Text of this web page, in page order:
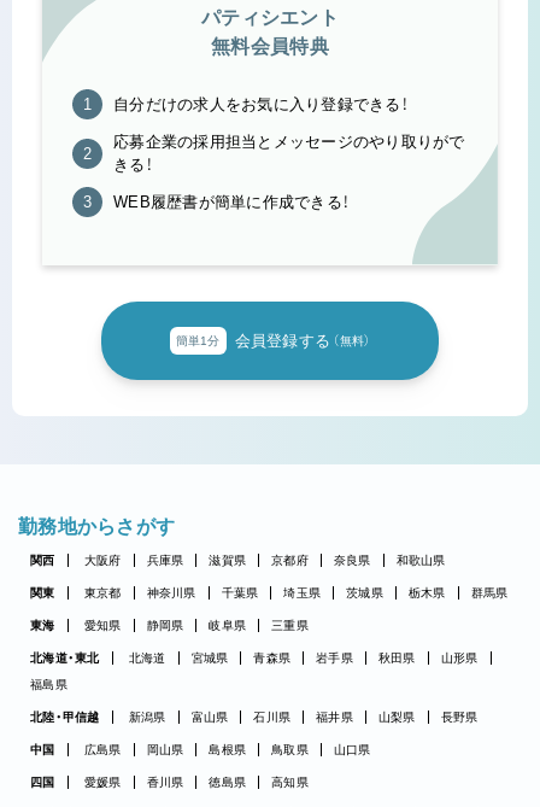
パティシエント
無料会員特典
自分だけの求人をお気に入り登録できる！
応募企業の採用担当とメッセージのやり取りがで
きる！
WEB履歴書が簡単に作成できる！
簡単1分 会員登録する （無料）
勤務地からさがす
関西 大阪府 兵庫県 滋賀県 京都府 奈良県 和歌山県
関東 東京都 神奈川県 千葉県 埼玉県 茨城県 栃木県 群馬県
東海 愛知県 静岡県 岐阜県 三重県
北海道・東北 北海道 宮城県 青森県 岩手県 秋田県
山形県
福島県
北陸・甲信越 新潟県 富山県 石川県 福井県 山梨県 長野県
中国 広島県 岡山県 島根県 鳥取県 山口県
四国 愛媛県 香川県 徳島県 高知県